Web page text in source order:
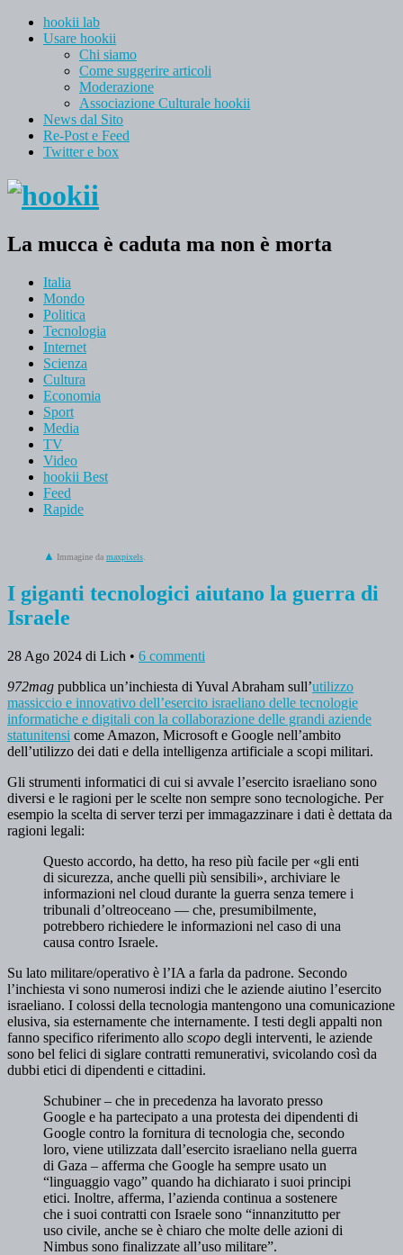
hookii lab
Usare hookii
Chi siamo
Come suggerire articoli
Moderazione
Associazione Culturale hookii
News dal Sito
Re-Post e Feed
Twitter e box
La mucca è caduta ma non è morta
Italia
Mondo
Politica
Tecnologia
Internet
Scienza
Cultura
Economia
Sport
Media
TV
Video
hookii Best
Feed
Rapide
Immagine da maxpixels
I giganti tecnologici aiutano la guerra di
Israele
28 Ago 2024 di Lich • 6 commenti
972mag pubblica un’inchiesta di Yuval Abraham sull’utilizzo
massiccio e innovativo dell’esercito israeliano delle tecnologie
informatiche e digitali con la collaborazione delle grandi aziende
statunitensi come Amazon, Microsoft e Google nell’ambito
dell’utilizzo dei dati e della intelligenza artificiale a scopi militari.
Gli strumenti informatici di cui si avvale l’esercito israeliano sono
diversi e le ragioni per le scelte non sempre sono tecnologiche. Per
esempio la scelta di server terzi per immagazzinare i dati è dettata da
ragioni legali:
Questo accordo, ha detto, ha reso più facile per «gli enti
di sicurezza, anche quelli più sensibili», archiviare le
informazioni nel cloud durante la guerra senza temere i
tribunali d’oltreoceano — che, presumibilmente,
potrebbero richiedere le informazioni nel caso di una
causa contro Israele.
Su lato militare/operativo è l’IA a farla da padrone. Secondo
l’inchiesta vi sono numerosi indizi che le aziende aiutino l’esercito
israeliano. I colossi della tecnologia mantengono una comunicazione
elusiva, sia esternamente che internamente. I testi degli appalti non
fanno specifico riferimento allo scopo degli interventi, le aziende
sono bel felici di siglare contratti remunerativi, svicolando così da
dubbi etici di dipendenti e cittadini.
Schubiner – che in precedenza ha lavorato presso
Google e ha partecipato a una protesta dei dipendenti di
Google contro la fornitura di tecnologia che, secondo
loro, viene utilizzata dall’esercito israeliano nella guerra
di Gaza – afferma che Google ha sempre usato un
“linguaggio vago” quando ha dichiarato i suoi principi
etici. Inoltre, afferma, l’azienda continua a sostenere
che i suoi contratti con Israele sono “innanzitutto per
uso civile, anche se è chiaro che molte delle azioni di
Nimbus sono finalizzate all’uso militare”.